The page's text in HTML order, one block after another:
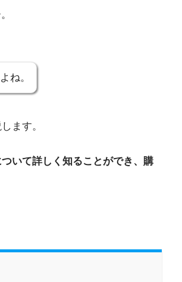
ね。
ます。
いて詳しく知ることができ、購